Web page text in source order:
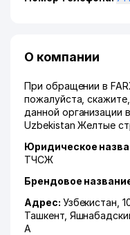
О компании
При обращении в
пожалуйста,
данной организации
Uzbekistan Желтые
Юридическое
ТЧСЖ
Брендовое
Адрес: Узбекистан,
Ташкент,
А